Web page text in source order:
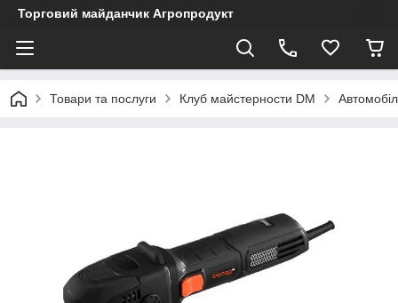
Торговий майданчик Агропродукт
Товари та послуги Клуб майстерности DM